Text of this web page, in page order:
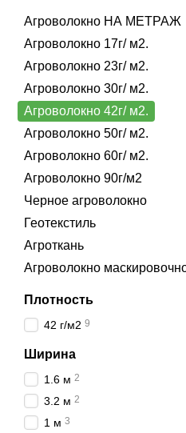
Агроволокно НА МЕТРАЖ
Агроволокно 17г/ м2.
Агроволокно 23г/ м2.
Агроволокно 30г/ м2.
Агроволокно 42г/ м2.
Агроволокно 50г/ м2.
Агроволокно 60г/ м2.
Агроволокно 90г/м2
Черное агроволокно
Геотекстиль
Агроткань
Агроволокно
Плотность
42 г/м2 9
Ширина
1.6 м 2
3.2 м 2
1 м 3